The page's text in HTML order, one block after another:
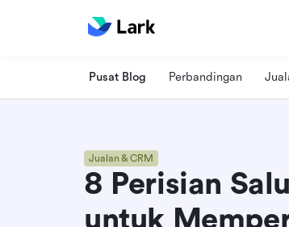
Pusat Blog Perbandingan
Jualan & CRM
8 Perisian
untuk